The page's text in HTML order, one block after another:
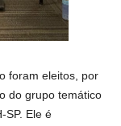
foram eleitos, por
do grupo temático
SP. Ele é